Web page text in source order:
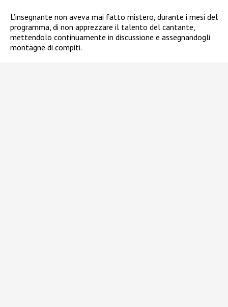
L’insegnante non aveva mai fatto mistero, durante i mesi del
programma, di non apprezzare il talento del cantante,
mettendolo continuamente in discussione e assegnandogli
montagne di compiti.